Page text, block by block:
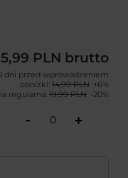
PLN brutto
dni przed wprowadzeniem
obniżki: 14,99 PLN +6%
regularna: 19,99 PLN -20%
- +